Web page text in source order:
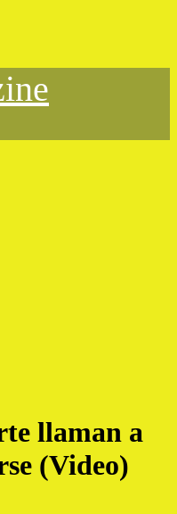
llaman a
(Video)